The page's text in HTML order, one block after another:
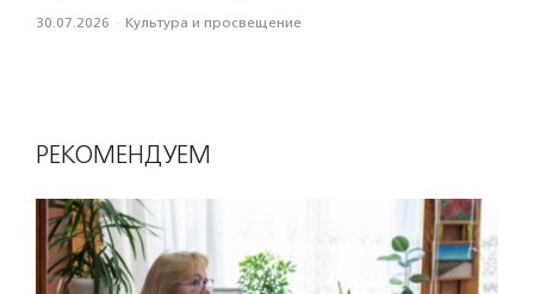
30.07.2026 · Культура и просвещение
РЕКОМЕНДУЕМ